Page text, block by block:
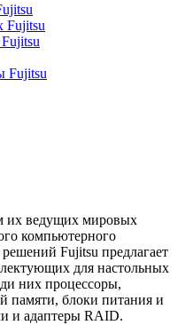
Fujitsu
Fujitsu
их ведущих мировых
компьютерного
Fujitsu предлагает
для настольных
них процессоры,
памяти, блоки питания и
и адаптеры RAID.